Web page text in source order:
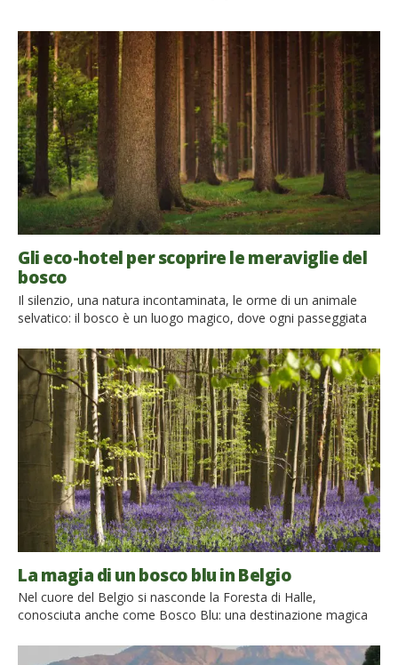
Gli eco-hotel per scoprire le meraviglie del
bosco
Il silenzio, una natura incontaminata, le orme di un animale
selvatico: il bosco è un luogo magico, dove ogni passeggiata
immersi nel bosco, dormire circondati dalla natura è ancora
più speciale, qualcosa da vivere, per riscoprire se stessi,
ritrovare un benessere perduto, una connessione profonda
con l’ambiente che ci […]
La magia di un bosco blu in Belgio
Nel cuore del Belgio si nasconde la Foresta di Halle,
conosciuta anche come Bosco Blu: una destinazione magica
centro del Belgio, c’è un’estesa foresta di sequoie giganti, si